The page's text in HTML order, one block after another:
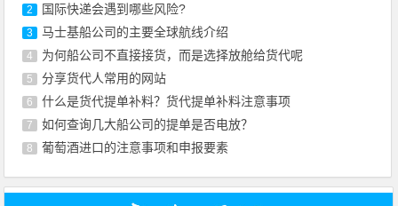
2 国际快递会遇到哪些风险?
3 马士基船公司的主要全球航线介绍
4 为何船公司不直接接货，而是选择放舱给货代呢
5 ​分享货代人常用的网站
6 什么是货代提单补料？货代提单补料注意事项
7 如何查询几大船公司的提单是否电放？
8 葡萄酒进口的注意事项和申报要素